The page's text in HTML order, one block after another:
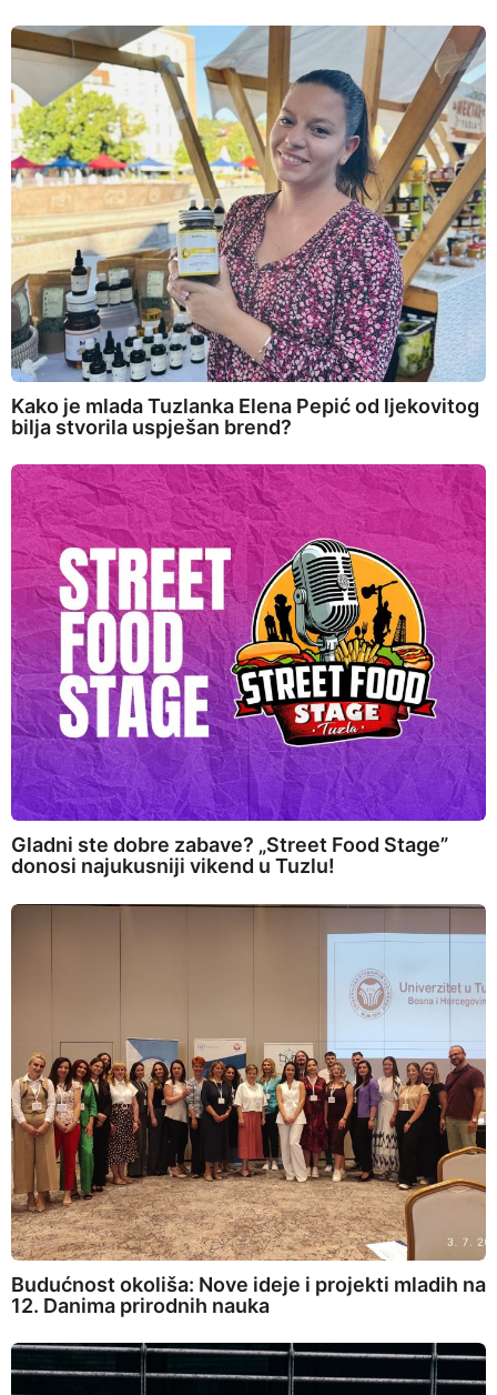
Kako je mlada Tuzlanka Elena Pepić od ljekovitog
bilja stvorila uspješan brend?
Gladni ste dobre zabave? „Street Food Stage”
donosi najukusniji vikend u Tuzlu!
Budućnost okoliša: Nove ideje i projekti mladih na
12. Danima prirodnih nauka